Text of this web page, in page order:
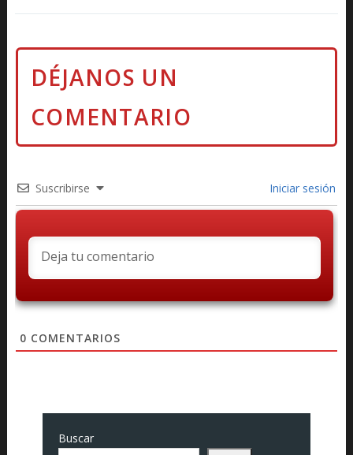
Suscribirse Iniciar sesión
0 COMENTARIOS
Buscar